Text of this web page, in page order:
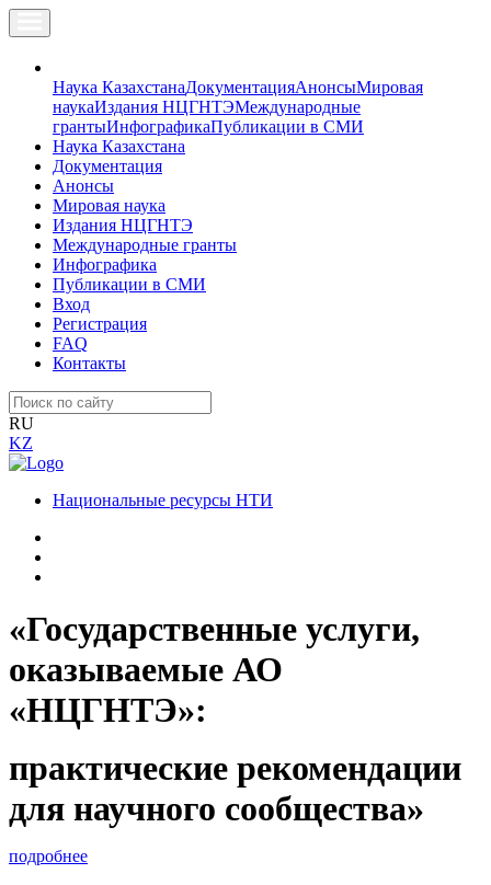
Наука КазахстанаДокументацияАнонсыМировая
наукаИздания НЦГНТЭМеждународные
грантыИнфографикаПубликации в СМИ
Наука Казахстана
Документация
Анонсы
Мировая наука
Издания НЦГНТЭ
Международные гранты
Инфографика
Публикации в СМИ
Вход
Регистрация
FAQ
Контакты
RU
KZ
Национальные ресурсы НТИ
«Государственные услуги,
оказываемые АО
«НЦГНТЭ»:
практические рекомендации
для научного сообщества»
подробнее